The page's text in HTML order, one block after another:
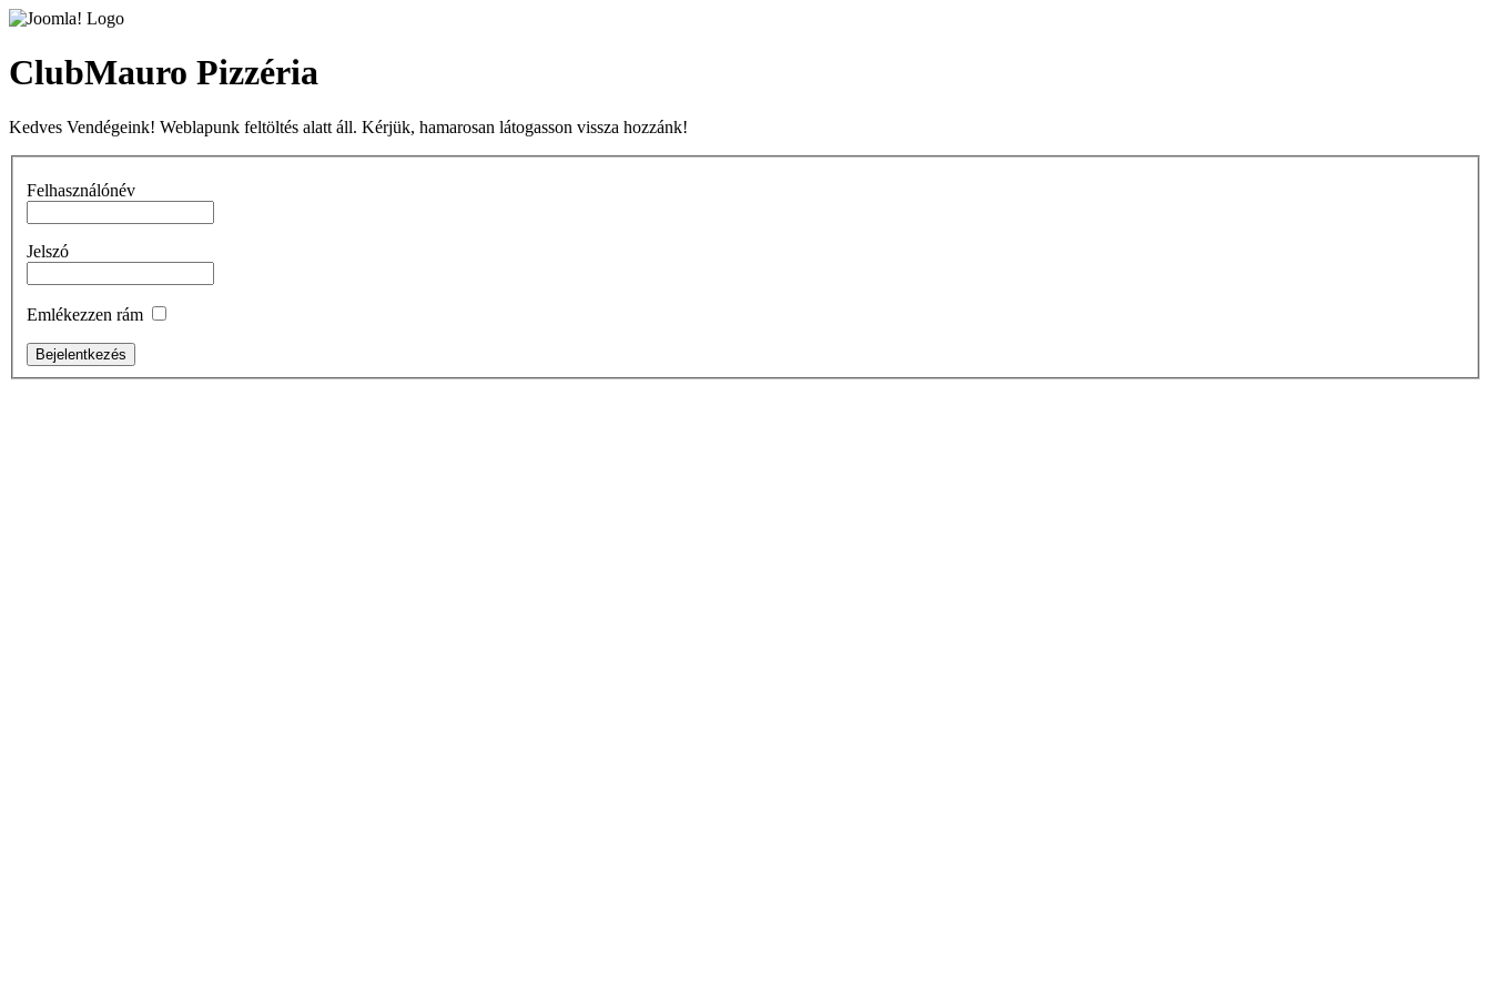
ClubMauro Pizzéria
Kedves Vendégeink! Weblapunk feltöltés alatt áll. Kérjük, hamarosan látogasson vissza hozzánk!
Felhasználónév
Jelszó
Emlékezzen rám